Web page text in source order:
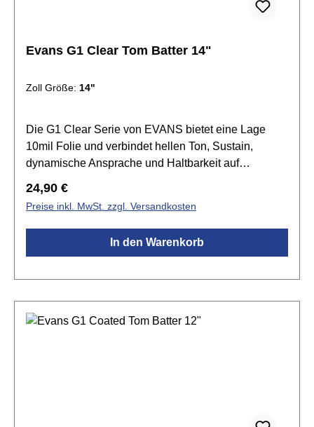
Evans G1 Clear Tom Batter 14"
Zoll Größe: 14"
Die G1 Clear Serie von EVANS bietet eine Lage
10mil Folie und verbindet hellen Ton, Sustain,
dynamische Ansprache und Haltbarkeit auf
Standard für einen offenen und ausdrucksvollen
Sound. Tief gestimmt produziert sie einen grollenden
Rumble, der den natürlichen Sound des Kessels
betont.Spezifikationen:Größe:
ausdrucksstarker Klangvielseitig einsetzbar Level
Regulärer Preis:
24,90 €
Preise inkl. MwSt. zzgl. Versandkosten
In den Warenkorb